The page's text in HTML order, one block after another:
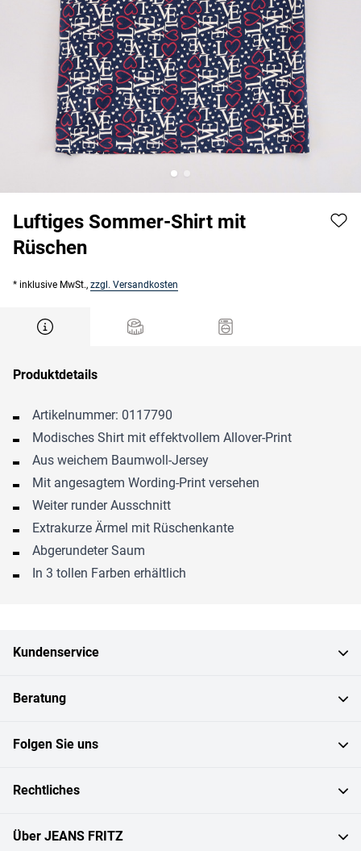
Luftiges Sommer-Shirt mit
Rüschen
* inklusive MwSt., zzgl. Versandkosten
Produktdetails
Artikelnummer: 0117790
Modisches Shirt mit effektvollem Allover-Print
Aus weichem Baumwoll-Jersey
Mit angesagtem Wording-Print versehen
Weiter runder Ausschnitt
Extrakurze Ärmel mit Rüschenkante
Abgerundeter Saum
In 3 tollen Farben erhältlich
Kundenservice
Beratung
Folgen Sie uns
Rechtliches
Über JEANS FRITZ